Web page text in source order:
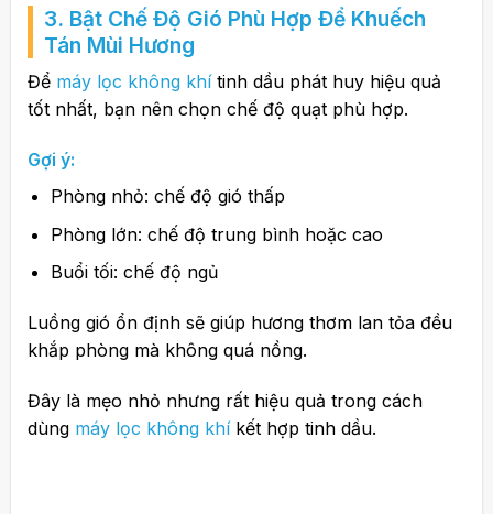
3. Bật Chế Độ Gió Phù Hợp Để Khuếch
Tán Mùi Hương
Để máy lọc không khítinh dầu phát huy hiệu quả
tốt nhất, bạn nên chọn chế độ quạt phù hợp.
Gợi ý:
Phòng nhỏ: chế độ gió thấp
Phòng lớn: chế độ trung bình hoặc cao
Buổi tối: chế độ ngủ
Luồng gió ổn định sẽ giúp hương thơm lan tỏa đều
khắp phòng mà không quá nồng.
Đây là mẹo nhỏ nhưng rất hiệu quả trong cách
dùng máy lọc không khíkết hợp tinh dầu.